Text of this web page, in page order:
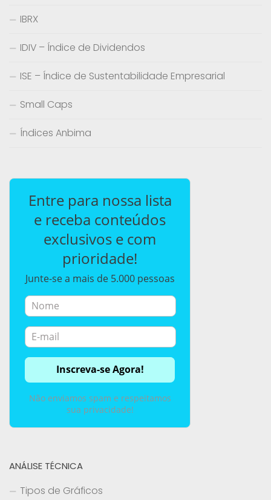
IBRX
IDIV – Índice de Dividendos
ISE – Índice de Sustentabilidade Empresarial
Small Caps
Índices Anbima
Entre para nossa lista
e receba conteúdos
exclusivos e com
prioridade!
Junte-se a mais de 5.000 pessoas
Não enviamos spam e respeitamos
sua privacidade!
ANÁLISE TÉCNICA
Tipos de Gráficos